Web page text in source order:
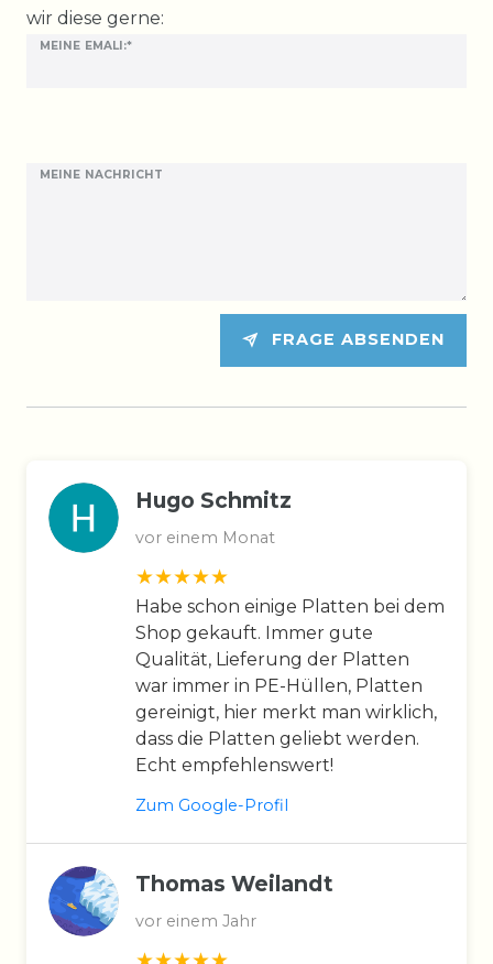
wir diese gerne:
MEINE EMALI:*
MEINE NACHRICHT
FRAGE ABSENDEN
Hugo Schmitz
vor einem Monat
Habe schon einige Platten bei dem
Shop gekauft. Immer gute
Qualität, Lieferung der Platten
war immer in PE-Hüllen, Platten
gereinigt, hier merkt man wirklich,
dass die Platten geliebt werden.
Echt empfehlenswert!
Zum Google-Profil
Thomas Weilandt
vor einem Jahr